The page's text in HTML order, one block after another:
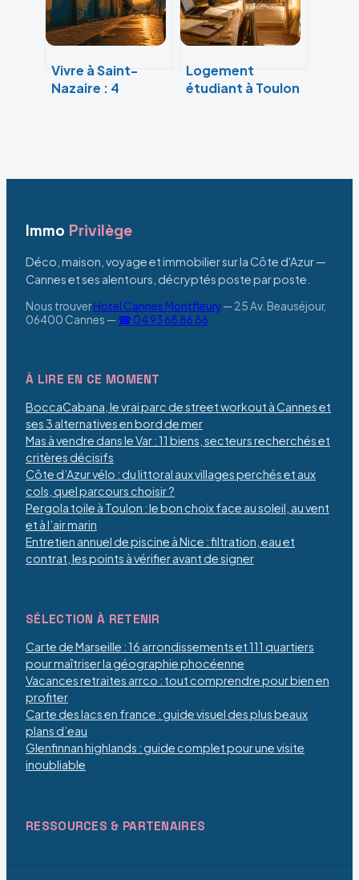
Vivre à Saint-
Nazaire : 4
Logement
étudiant à Toulon
réussir son année
Immo Privilège
Déco, maison, voyage et immobilier sur la Côte d'Azur —
Cannes et ses alentours, décryptés poste par poste.
Nous trouverHotel Cannes Montfleury— 25 Av. Beauséjour,
06400 Cannes — ☎ 04 93 68 86 86
À LIRE EN CE MOMENT
BoccaCabana, le vrai parc de street workout à Cannes et
ses 3 alternatives en bord de mer
Mas à vendre dans le Var : 11 biens, secteurs recherchés et
critères décisifs
Côte d’Azur vélo : du littoral aux villages perchés et aux
cols, quel parcours choisir ?
Pergola toile à Toulon : le bon choix face au soleil, au vent
et à l’air marin
Entretien annuel de piscine à Nice : filtration, eau et
contrat, les points à vérifier avant de signer
SÉLECTION À RETENIR
Carte de Marseille : 16 arrondissements et 111 quartiers
pour maîtriser la géographie phocéenne
Vacances retraites arrco : tout comprendre pour bien en
profiter
Carte des lacs en france : guide visuel des plus beaux
plans d’eau
Glenfinnan highlands : guide complet pour une visite
inoubliable
RESSOURCES & PARTENAIRES